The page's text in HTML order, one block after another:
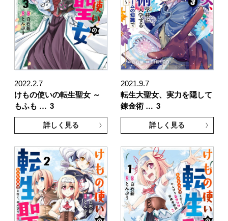
2022.2.7
けもの使いの転生聖女 ～
もふも … 3
詳しく見る
2021.9.7
転生大聖女、実力を隠して
錬金術 … 3
詳しく見る